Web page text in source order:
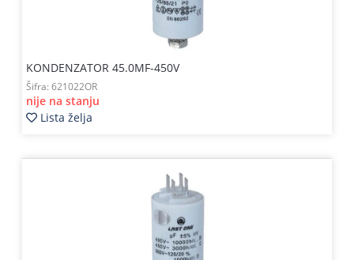
KONDENZATOR 45.0MF-450V
Šifra: 621022OR
nije na stanju
Lista želja